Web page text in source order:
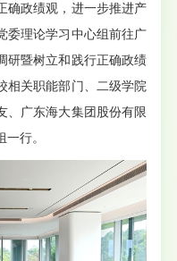
确政绩观，进一步推进产
委理论学习中心组前往广
研暨树立和践行正确政绩
相关职能部门、二级学院
、广东海大集团股份有限
行。